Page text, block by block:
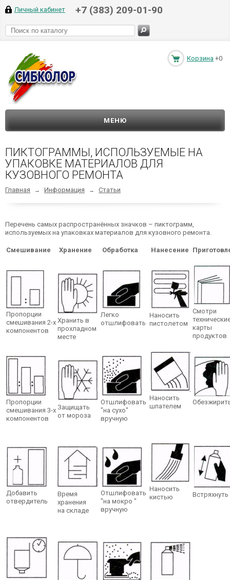
Личный кабинет +7 (383) 209-01-90
Корзина +0
МЕНЮ
ПИКТОГРАММЫ, ИСПОЛЬЗУЕМЫЕ НА
УПАКОВКЕ МАТЕРИАЛОВ ДЛЯ
КУЗОВНОГО РЕМОНТА
Главная → Информация → Статьи
Перечень самых распространённых значков – пиктограмм,
используемых на упаковках материалов для кузовного ремонта.
Смешивание Хранение Обработка Нанесение
Пропорции
смешивания 2-х
компонентов
Хранить в
прохладном
месте
Легко
отшлифовать
Наносить
пистолетом
Смотри
карты
продуктов
Пропорции
смешивания 3-х
компонентов
Защищать
от мороза
Отшлифовать
"на сухо"
вручную
Наносить
шпателем
Добавить
отвердитель
Время
хранения
на складе
Отшлифовать
"на мокро "
вручную
Наносить
кистью
Встряхнуть